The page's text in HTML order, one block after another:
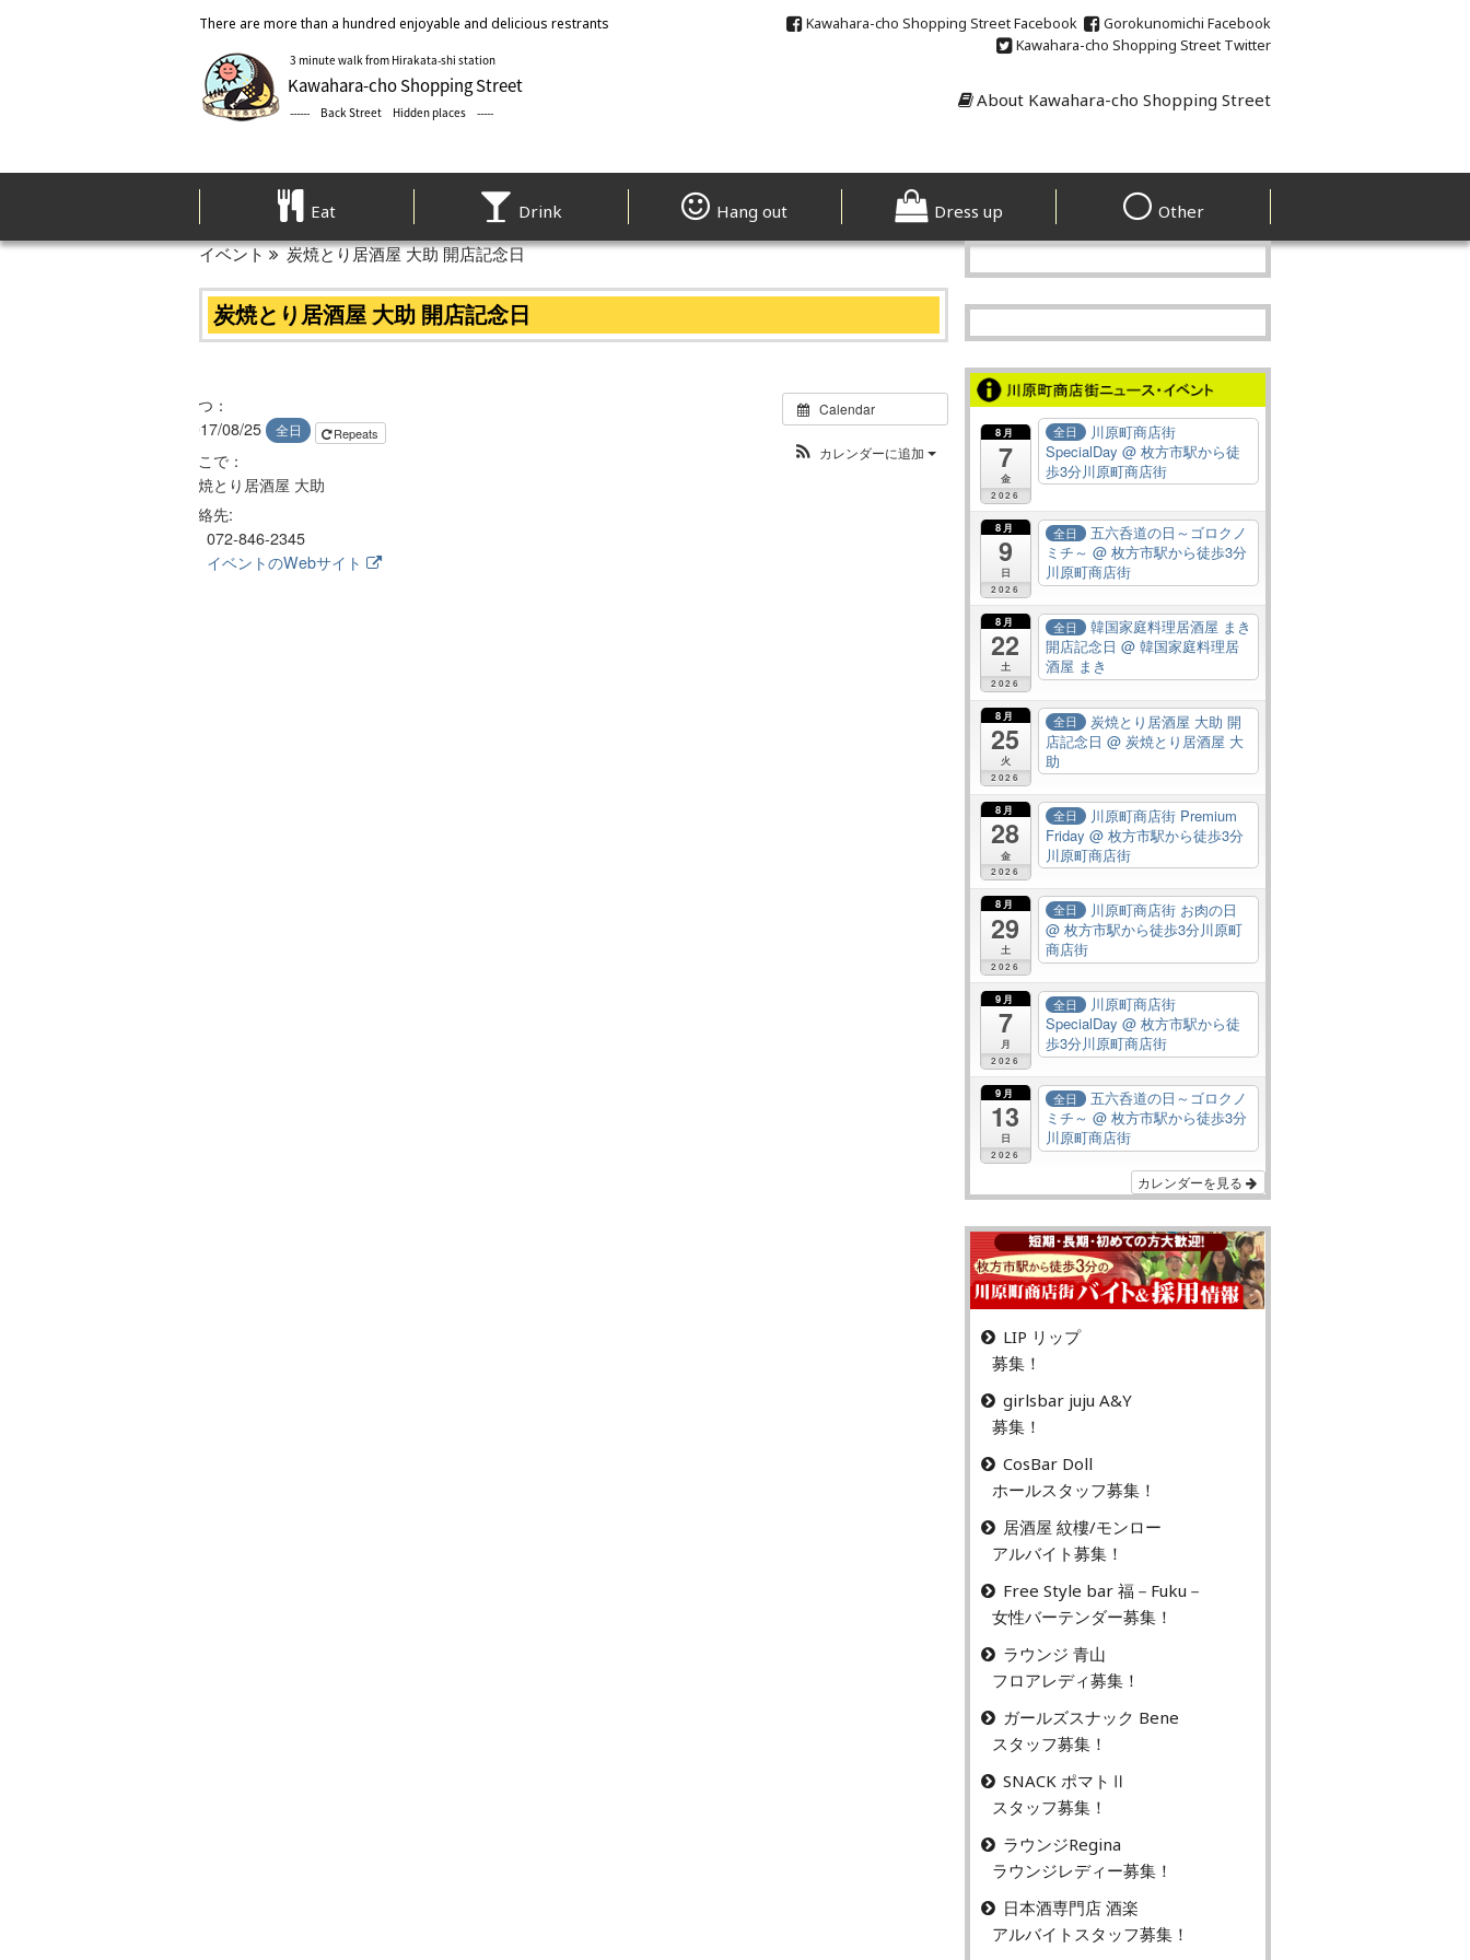
There are more than a hundred enjoyable and delicious restrants Kawahara-cho Shopping StreetFacebook Gorokunomichi Facebook
Kawahara-cho Shopping Street Twitter
About Kawahara-cho Shopping Street
Eat Drink Hang out Dress up
Other
イベント 炭焼とり居酒屋 大助 開店記念日
炭焼とり居酒屋 大助 開店記念日
Calendar
カレンダーに追加
いつ：
2017/08/25
全日 Repeats
どこで：
炭焼とり居酒屋 大助
連絡先:
072-846-2345
イベントのWebサイト
8月
7
金
2026
全日
川原町商店街
SpecialDay @ 枚方市駅から徒
歩3分川原町商店街
8月
9
日
2026
全日
五六呑道の日～ゴロクノ
ミチ～ @ 枚方市駅から徒歩3分
川原町商店街
8月
22
土
2026
全日
韓国家庭料理居酒屋 まき
開店記念日 @ 韓国家庭料理居
酒屋 まき
8月
25
火
2026
全日
炭焼とり居酒屋 大助 開
店記念日 @ 炭焼とり居酒屋 大
助
8月
28
金
2026
全日
川原町商店街 Premium
Friday @ 枚方市駅から徒歩3分
川原町商店街
8月
29
土
2026
全日
川原町商店街 お肉の日
@ 枚方市駅から徒歩3分川原町
商店街
9月
7
月
2026
全日
川原町商店街
SpecialDay @ 枚方市駅から徒
歩3分川原町商店街
9月
13
日
2026
全日
五六呑道の日～ゴロクノ
ミチ～ @ 枚方市駅から徒歩3分
川原町商店街
カレンダーを見る
LIP リップ
募集！
girlsbar juju A&Y
募集！
CosBar Doll
ホールスタッフ募集！
居酒屋 紋樓/モンロー
アルバイト募集！
Free Style bar 福－Fuku－
女性バーテンダー募集！
ラウンジ 青山
フロアレディ募集！
ガールズスナック Bene
スタッフ募集！
SNACK ポマトⅡ
スタッフ募集！
ラウンジRegina
ラウンジレディー募集！
日本酒専門店 酒楽
アルバイトスタッフ募集！